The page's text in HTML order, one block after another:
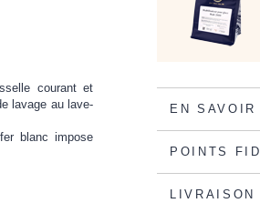
courant et
lavage au lave-
blanc impose
EN SAVOIR
POINTS
LIVRAISON